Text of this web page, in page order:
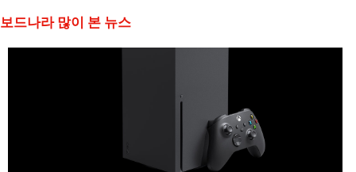
보드나라 많이 본 뉴스